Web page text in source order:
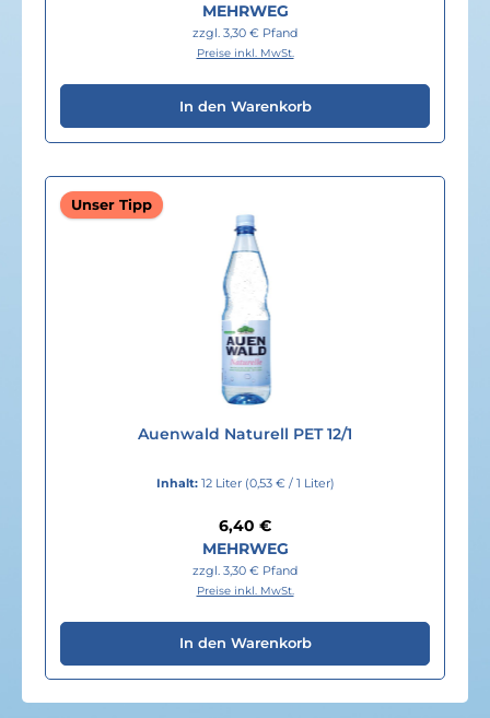
MEHRWEG
zzgl. 3,30 € Pfand
Preise inkl. MwSt.
In den Warenkorb
Unser Tipp
Auenwald Naturell PET 12/1
Inhalt: 12 Liter (0,53 € / 1 Liter)
Regulärer Preis:
6,40 €
MEHRWEG
zzgl. 3,30 € Pfand
Preise inkl. MwSt.
In den Warenkorb